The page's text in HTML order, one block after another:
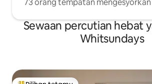
73 orang tempatan mengesyorkan
Sewaan percutian hebat
Whitsundays